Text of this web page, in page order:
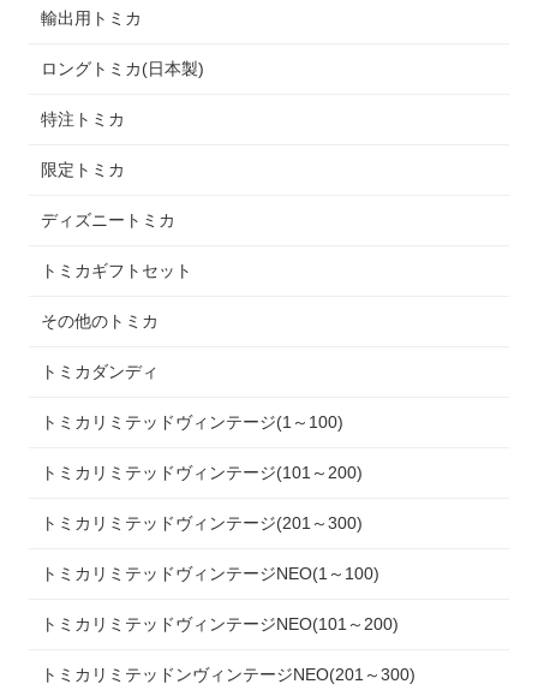
輸出用トミカ
ロングトミカ(日本製)
特注トミカ
限定トミカ
ディズニートミカ
トミカギフトセット
その他のトミカ
トミカダンディ
トミカリミテッドヴィンテージ(1～100)
トミカリミテッドヴィンテージ(101～200)
トミカリミテッドヴィンテージ(201～300)
トミカリミテッドヴィンテージNEO(1～100)
トミカリミテッドヴィンテージNEO(101～200)
トミカリミテッドンヴィンテージNEO(201～300)